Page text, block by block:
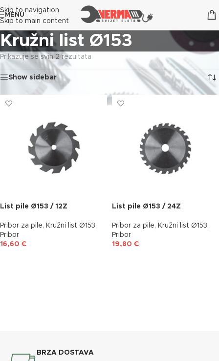
Skip to navigation
Skip to main content
MENU
Kružni list Ø153
Prikazuje se svih 2 rezultata
Show sidebar
List pile Ø153 / 12Z
Pribor za pile, Kružni list Ø153,
Pribor
16,60 €
List pile Ø153 / 24Z
Pribor za pile, Kružni list Ø153,
Pribor
19,80 €
BRZA DOSTAVA